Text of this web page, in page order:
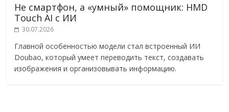
Не смартфон, а «умный» помощник: HMD
Touch AI с ИИ
30.07.2026
Главной особенностью модели стал встроенный ИИ
Doubao, который умеет переводить текст, создавать
изображения и организовывать информацию.